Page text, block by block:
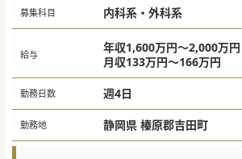
な呼び出し等は一切なく、ワークライフ
す。
#秋入職可
募集科目 内科系・外科系
給与
年収1,600万円～2,000万円
月収133万円～166万円
勤務日数 週4日
勤務地 静岡県 榛原郡吉田町